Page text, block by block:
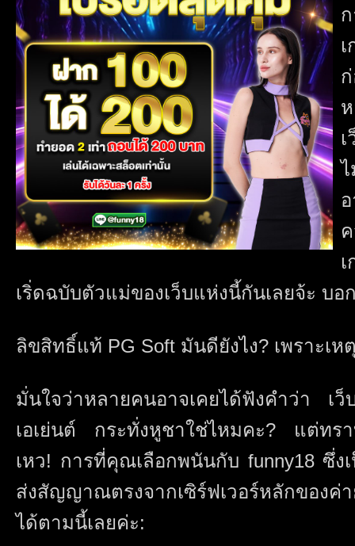
เริ่ดฉบับตัวแม่ของเว็บแห่งนี้กันเลยจ้ะ บ
ลิขสิทธิ์แท้ PG Soft มันดียังไง? เพราะเห
มั่นใจว่าหลายคนอาจเคยได้ฟังคำว่า
เอเย่นต์ กระทั่งหูชาใช่ไหมคะ? แต่ทร
เหว! การที่คุณเลือกพนันกับ funny18 ซึ่ง
ส่งสัญญาณตรงจากเซิร์ฟเวอร์หลักของค่
ได้ตามนี้เลยค่ะ: